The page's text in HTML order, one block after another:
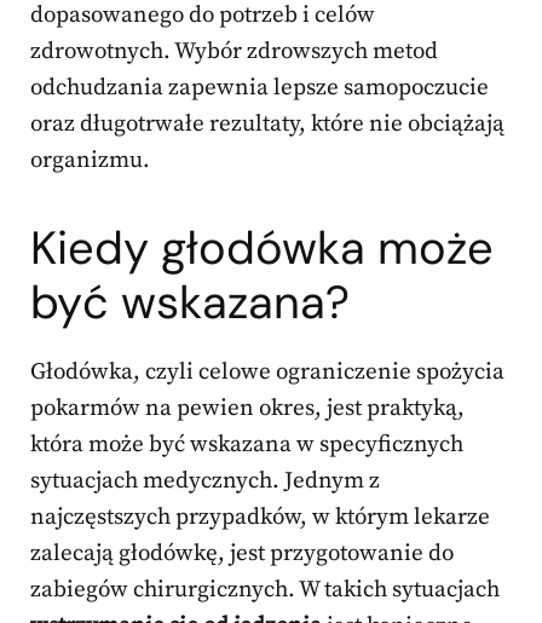
dopasowanego do potrzeb i celów
zdrowotnych. Wybór zdrowszych metod
odchudzania zapewnia lepsze samopoczucie
oraz długotrwałe rezultaty, które nie obciążają
organizmu.
Kiedy głodówka może
być wskazana?
Głodówka, czyli celowe ograniczenie spożycia
pokarmów na pewien okres, jest praktyką,
która może być wskazana w specyficznych
sytuacjach medycznych. Jednym z
najczęstszych przypadków, w którym lekarze
zalecają głodówkę, jest przygotowanie do
zabiegów chirurgicznych. W takich sytuacjach